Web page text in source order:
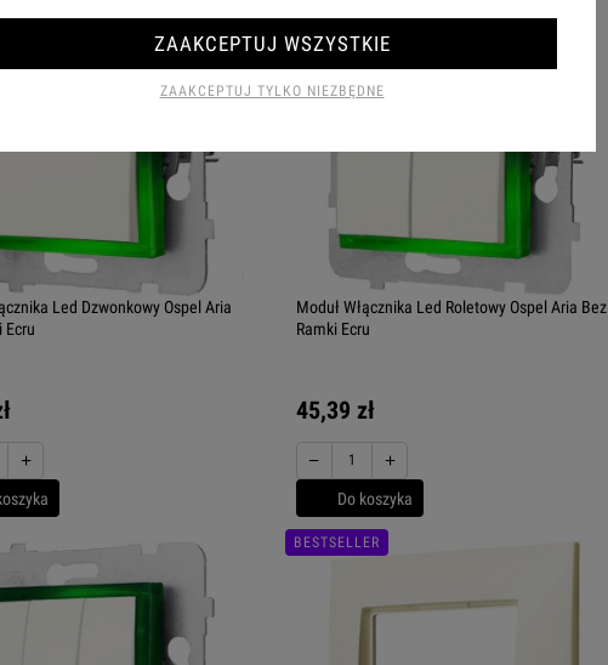
Led Dzwonkowy Ospel Aria
Ecru
+
Moduł Włącznika Led Roletowy Ospel Aria Bez
Ramki Ecru
45,39 zł
− +
Do koszyka
BESTSELLER
ZAAKCEPTUJ TYLKO NIEZBĘDNE
ZAAKCEPTUJ WSZYSTKIE